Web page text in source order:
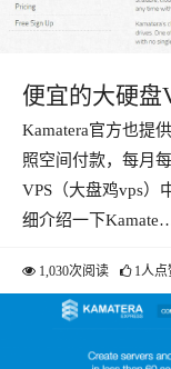
便宜的大硬盘
Kamatera官方也提
照空间付款，每月
VPS（大盘鸡vps）
细介绍一下
1,030次阅读 1人点